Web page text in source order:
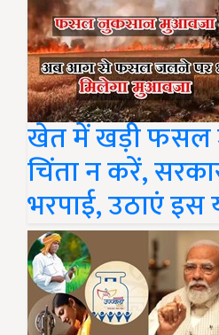
खेत में खड़ी फसल
चिंता न करें,
भरपाई, उठाएं इस